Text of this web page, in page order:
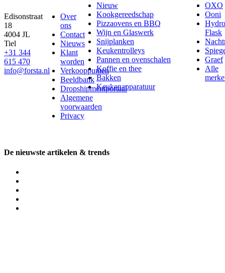
Edisonstraat
18
4004 JL
Tiel
+31 344
615 470
info@forsta.nl
Over
ons
Contact
Nieuws
Klant
worden
Verkooppunten
Beeldbank
Dropshipmentportaal
Algemene
voorwaarden
Privacy
Nieuw
Kookgereedschap
Pizzaovens en BBQ
Wijn en Glaswerk
Snijplanken
Keukentrolleys
Pannen en ovenschalen
Koffie en thee
Bakken
Keukenapparatuur
OXO
Ooni
Hydro
Flask
Graef
Alle
De nieuwste artikelen & trends